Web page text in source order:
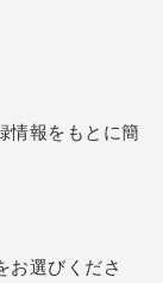
情報をもとに簡
お選びくださ